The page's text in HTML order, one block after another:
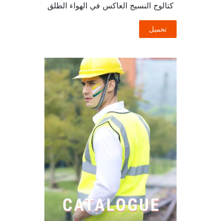
كتالوج النسيج العاكس في الهواء الطلق
تحميل